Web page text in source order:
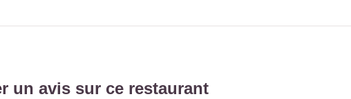
un avis sur ce restaurant